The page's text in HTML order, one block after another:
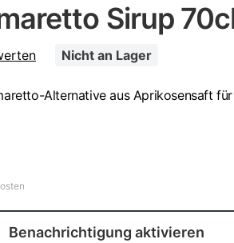
Sirup
Nicht an Lager
Alternative aus Aprikosensaft
Benachrichtigung aktivieren